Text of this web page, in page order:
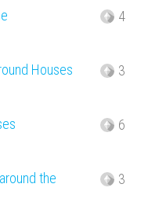
4
Houses 3
6
the
3